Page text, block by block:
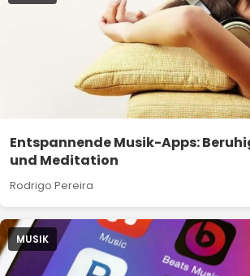
Entspannende Musik-Apps:
und Meditation
Rodrigo Pereira
MUSIK